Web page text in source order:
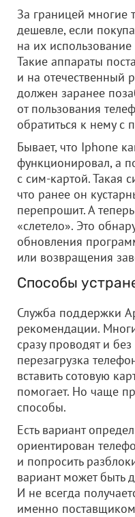
За границей многие
дешевле, если
на их
Такие аппараты
и на отечественный
должен заранее
от пользования
обратиться к нему с
Бывает, что Iphonе
функционировал, а
с сим-картой. Такая
что ранее он
перепрошит. А
«слетело». Это
обновления
или возвращения
Способы
Служба поддержки
рекомендации.
сразу проводят и
перезагрузка
вставить сотовую
помогает. Но чаще
способы.
Есть вариант
ориентирован
и попросить
вариант может быть
И не всегда
именно